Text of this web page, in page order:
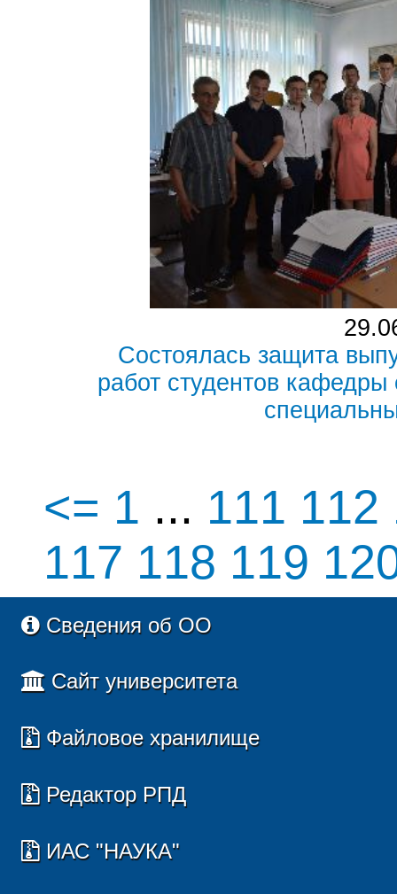
Состоялась защита
работ студентов
<= 1 ... 111 112
117 118 119
Сведения об ОО
Сайт университета
Файловое хранилище
Редактор РПД
ИАС "НАУКА"